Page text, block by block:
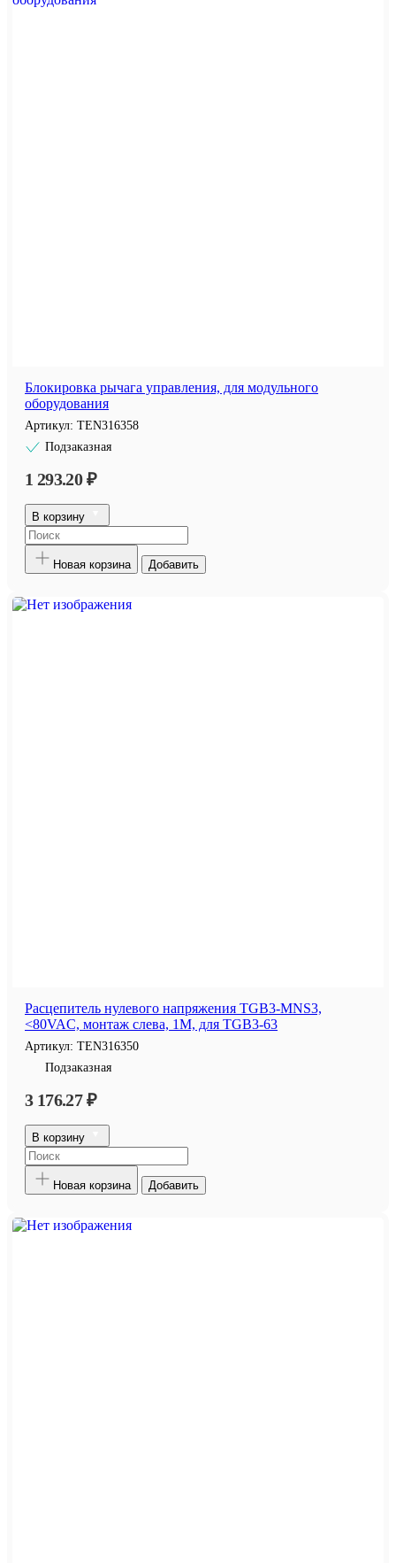
Блокировка рычага управления, для модульного
оборудования
Артикул: TEN316358
Подзаказная
1 293.20 ₽
В корзину
Новая корзина Добавить
Расцепитель нулевого напряжения TGB3-MNS3,
<80VAC, монтаж слева, 1M, для TGB3-63
Артикул: TEN316350
Подзаказная
3 176.27 ₽
В корзину
Новая корзина Добавить